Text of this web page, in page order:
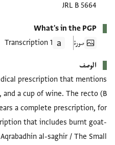
JRL B 5664
What's in the PGP
صورة
1 Transcription
الوصف
prescription that mentions
a cup of wine. The recto (B
a complete prescription, for
that includes burnt goat-
al-saghir / The Small